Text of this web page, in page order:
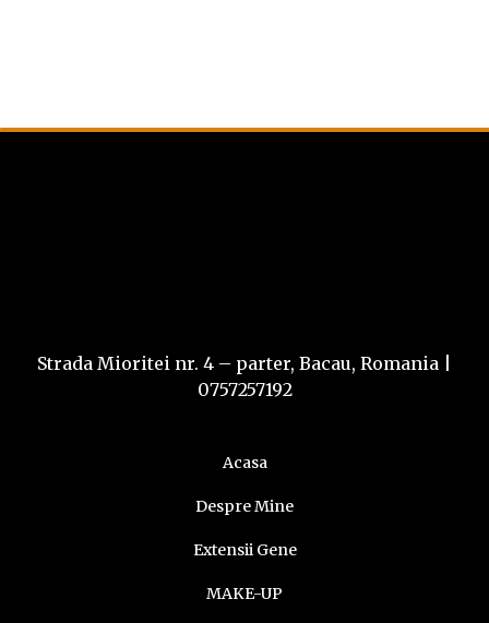
Strada Mioritei nr. 4 – parter, Bacau, Romania
0757257192
Acasa
Despre Mine
Extensii Gene
MAKE-UP